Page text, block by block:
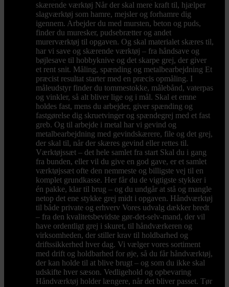
skærende værktøj Når der skal mere kraft til, hjælper
slagværktøj som hamre, mejsler og forhamre dig
igennem. Arbejder du med mursten, beton og puds,
finder du muresker, pudsebrætter og andet
murerværktøj til opgaven. Og skal materialet skæres til,
har vi save og skærende værktøj – fra håndsave og
bøjlesave til hobbyknive og det skarpe grej, der giver
et rent snit. Måling, spænding og metalbearbejdning Et
præcist resultat starter med en præcis opmåling. I
måleudstyr finder du tommestokke, målebånd, vaterpas
og vinkler, så alt bliver lige og i mål. Skal et emne
holdes fast, mens du arbejder, giver spænding og
fastgørelse dig skruetvinger og spændegrej med et fast
greb. Og til arbejde i metal har vi gevind og
metalbearbejdning med gevindskærere, file og det grej,
der skal til, når der skæres gevind eller rettes til.
Værktøjssæt – det hele samlet fra start Skal du i gang
fra bunden, eller vil du give en god gave, er et samlet
værktøjssæt ofte den nemmeste og billigste vej til en
komplet grundkasse. Her får du de vigtigste stykker i
én pakke, klar til brug – og du undgår at stå og mangle
netop det ene stykke grej midt i opgaven. Håndværktøj
til både private og erhverv Vores udvalg dækker bredt
– fra den kvalitetsbevidste gør-det-selv-mand, der vil
have ordentligt grej i skuret, til håndværkeren og
virksomheden, der stiller krav til holdbarhed og
driftssikkerhed hver dag. Vi vælger vores sortiment
med drift og holdbarhed for øje, så du får håndværktøj,
der kan holde til at blive brugt – og som du ikke skal
udskifte hver sæson. Vedligehold og opbevaring
Håndværktøj holder længere, når det bliver passet. Tør